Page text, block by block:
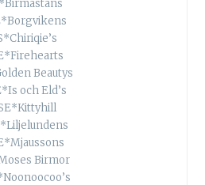
Beautys
och Eld’s
Birmor